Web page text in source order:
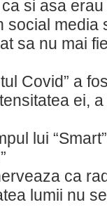
si asa
social media
sa nu mai
Covid” a
ei,
lui
ca
lumii nu